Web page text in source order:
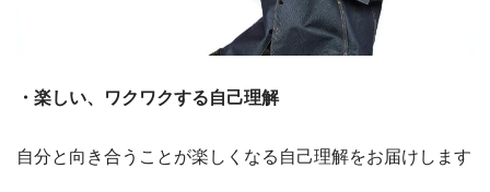
・楽しい、ワクワクする自己理解
自分と向き合うことが楽しくなる自己理解をお届けします